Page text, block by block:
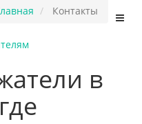
Контакты
в